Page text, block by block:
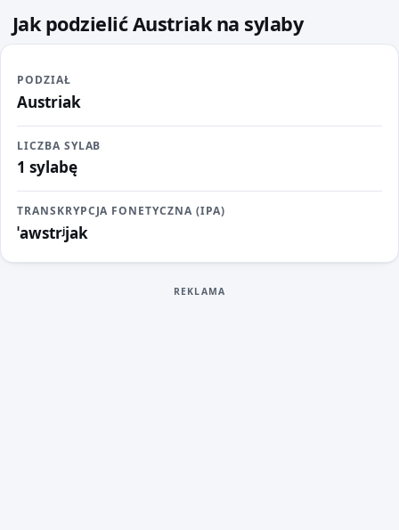
Jak podzielić Austriak na sylaby
PODZIAŁ
Austriak
LICZBA SYLAB
1 sylabę
TRANSKRYPCJA FONETYCZNA (IPA)
ˈawstrʲjak
REKLAMA